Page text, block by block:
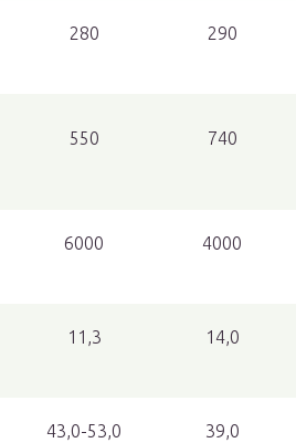
280 290
550 740
6000 4000
11,3 14,0
43,0-53,0 39,0